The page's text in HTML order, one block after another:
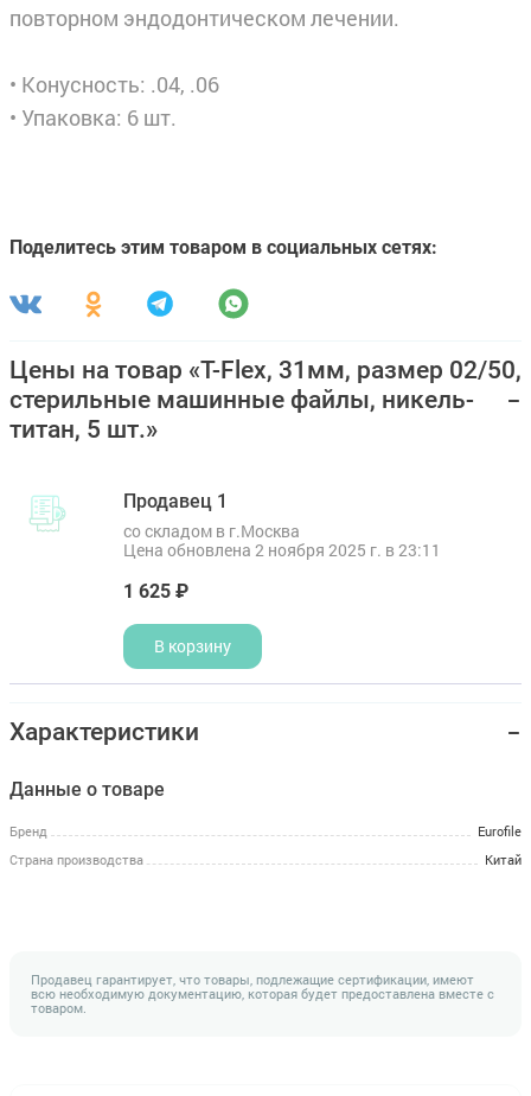
повторном эндодонтическом лечении.
• Конусность: .04, .06
• Упаковка: 6 шт.
Поделитесь этим товаром в социальных сетях:
Цены на товар «T-Flex, 31мм, размер 02/50,
стерильные машинные файлы, никель-
титан, 5 шт.»
Продавец 1
со складом в г.Москва
Цена обновлена 2 ноября 2025 г. в 23:11
1 625 ₽
В корзину
Характеристики
Данные о товаре
Бренд
Eurofile
Страна производства
Китай
Продавец гарантирует, что товары, подлежащие сертификации, имеют
всю необходимую документацию, которая будет предоставлена вместе с
товаром.